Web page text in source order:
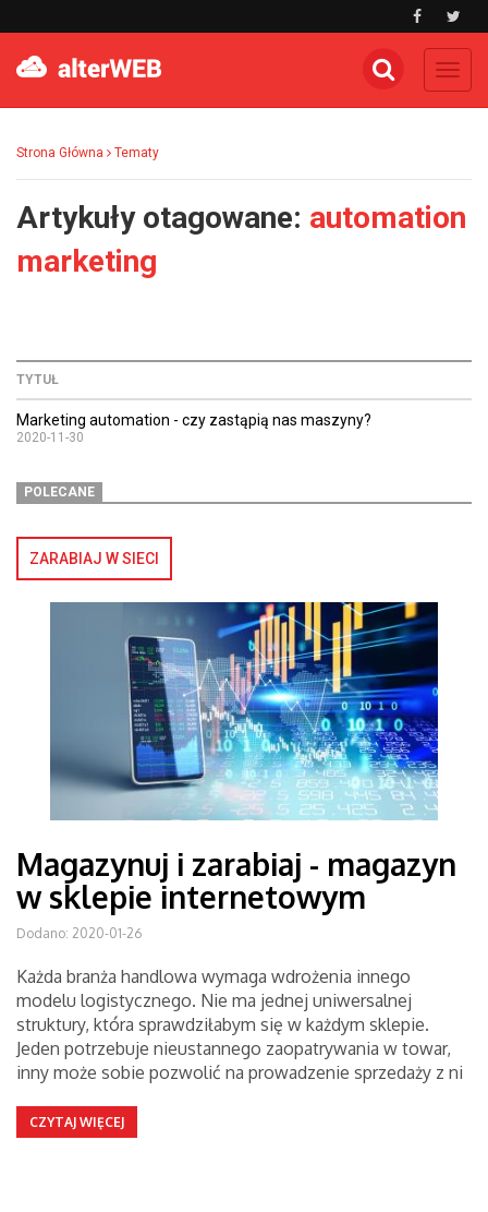
Strona Główna Tematy
Artykuły otagowane: automation
marketing
TYTUŁ
Marketing automation - czy zastąpią nas maszyny?
2020-11-30
POLECANE
ZARABIAJ W SIECI
Magazynuj i zarabiaj - magazyn
w sklepie internetowym
Dodano: 2020-01-26
Każda branża handlowa wymaga wdrożenia innego
modelu logistycznego. Nie ma jednej uniwersalnej
struktury, która sprawdziłabym się w każdym sklepie.
Jeden potrzebuje nieustannego zaopatrywania w towar,
inny może sobie pozwolić na prowadzenie sprzedaży z ni
CZYTAJ WIĘCEJ